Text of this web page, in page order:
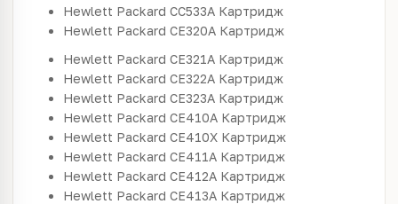
Hewlett Packard CC533A Картридж
Hewlett Packard CE320A Картридж
Hewlett Packard CE321A Картридж
Hewlett Packard CE322A Картридж
Hewlett Packard CE323A Картридж
Hewlett Packard CE410A Картридж
Hewlett Packard CE410X Картридж
Hewlett Packard CE411A Картридж
Hewlett Packard CE412A Картридж
Hewlett Packard CE413A Картридж